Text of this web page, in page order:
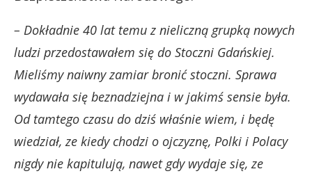
– Dokładnie 40 lat temu z nieliczną grupką nowych
ludzi przedostawałem się do Stoczni Gdańskiej.
Mieliśmy naiwny zamiar bronić stoczni. Sprawa
wydawała się beznadziejna i w jakimś sensie była.
Od tamtego czasu do dziś właśnie wiem, i będę
wiedział, ze kiedy chodzi o ojczyznę, Polki i Polacy
nigdy nie kapitulują, nawet gdy wydaje się, ze